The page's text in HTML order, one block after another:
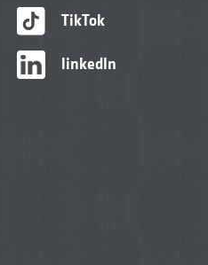
TikTok
linkedIn